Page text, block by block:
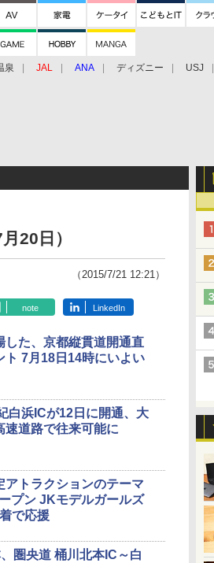
泉 JAL ANA ディズニー USJ
20日）
（2015/7/21 12:21）
note LinkedIn
した、京都縦貫道開通直
ト 7月18日14時にいよい
白浜ICが12日に開通、大
速道路で往来可能に
トラクションのテーマ
プン JKモデルガールズ
で応援
圏央道 桶川北本IC～白